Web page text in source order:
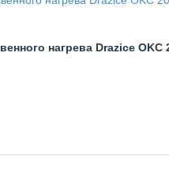
нагрева Drazice OKC